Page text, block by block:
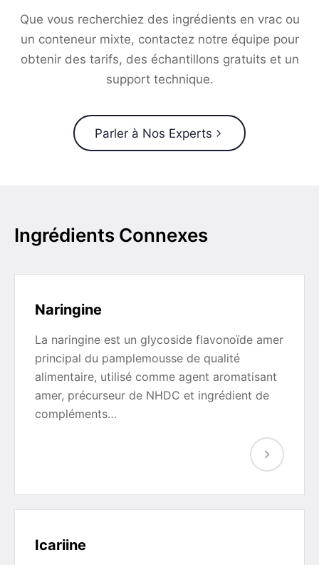
Que vous recherchiez des ingrédients en vrac ou
un conteneur mixte, contactez notre équipe pour
obtenir des tarifs, des échantillons gratuits et un
support technique.
Parler à Nos Experts
Ingrédients Connexes
Naringine
La naringine est un glycoside flavonoïde amer
principal du pamplemousse de qualité
alimentaire, utilisé comme agent aromatisant
amer, précurseur de NHDC et ingrédient de
compléments…
Icariine